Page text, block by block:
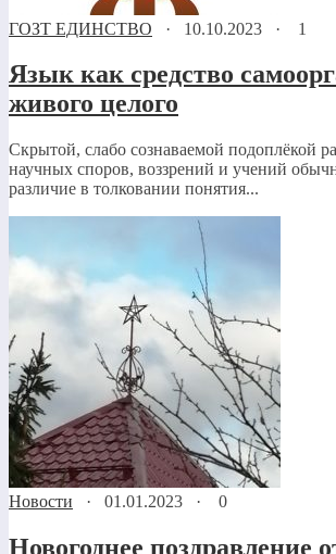
ГОЗТ ЕДИНСТВО · 10.10.2023 · 1
Язык как средство
живого целого
Скрытой, слабо сознаваемой подоплёкой
научных споров, воззрений и учений
различие в толковании понятия...
Новости · 01.01.2023 · 0
Новогоднее поздравление